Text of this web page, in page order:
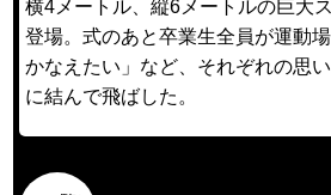
横4メートル、縦6メートルの巨大
登場。式のあと卒業生全員が運動
かなえたい」など、それぞれの思
に結んで飛ばした。